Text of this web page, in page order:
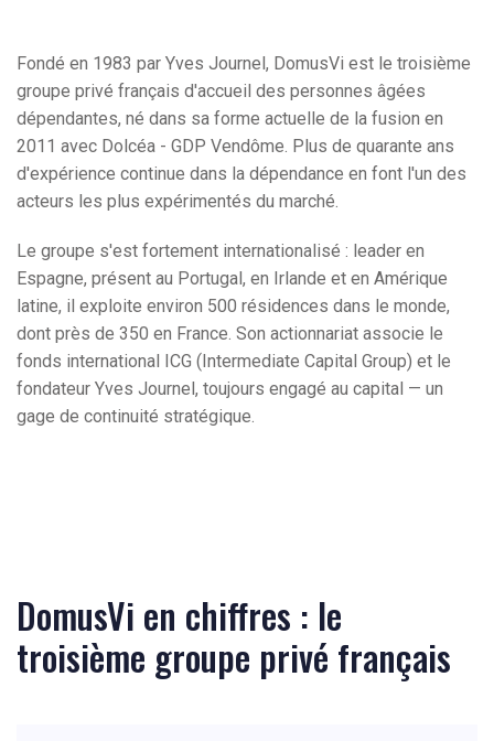
Fondé en 1983 par Yves Journel, DomusVi est le troisième
groupe privé français d'accueil des personnes âgées
dépendantes, né dans sa forme actuelle de la fusion en
2011 avec Dolcéa - GDP Vendôme. Plus de quarante ans
d'expérience continue dans la dépendance en font l'un des
acteurs les plus expérimentés du marché.
Le groupe s'est fortement internationalisé : leader en
Espagne, présent au Portugal, en Irlande et en Amérique
latine, il exploite environ 500 résidences dans le monde,
dont près de 350 en France. Son actionnariat associe le
fonds international ICG (Intermediate Capital Group) et le
fondateur Yves Journel, toujours engagé au capital — un
gage de continuité stratégique.
DomusVi en chiffres : le
troisième groupe privé français